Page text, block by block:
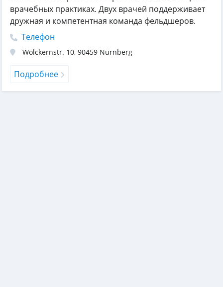
врачебных практиках. Двух врачей поддерживает
дружная и компетентная команда фельдшеров.
Телефон
Wölckernstr. 10, 90459 Nürnberg
Подробнее